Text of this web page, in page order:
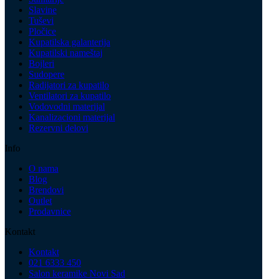
Slavine
Tuševi
Pločice
Kupatilska galanterija
Kupatilski nameštaj
Bojleri
Sudopere
Radijatori za kupatilo
Ventilatori za kupatilo
Vodovodni materijal
Kanalizacioni materijal
Rezervni delovi
Info
O nama
Blog
Brendovi
Outlet
Prodavnice
Kontakt
Kontakt
021 6333 450
Salon keramike Novi Sad